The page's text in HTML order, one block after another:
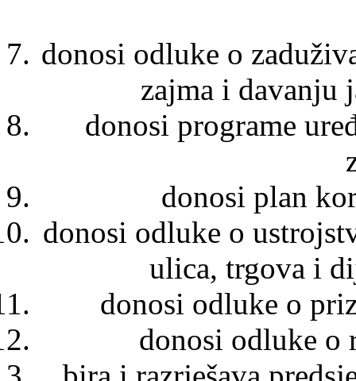
donosi odluke o
zajma i davanju
donosi programe
donosi plan
donosi odluke o
ulica, trgova i
donosi odluke o
donosi odluke o